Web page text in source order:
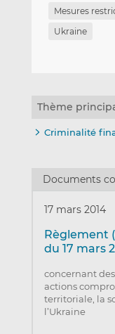
Mesures
Ukraine
Thème
Criminalité
Documents
17 mars 2014
Règlement
du 17 mars
concernant
actions
territoriale, la
l’Ukraine